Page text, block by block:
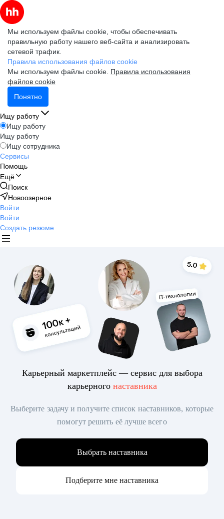
Мы используем файлы cookie, чтобы обеспечивать
правильную работу нашего веб-сайта и анализировать
сетевой трафик.
Правила использования файлов cookie
Мы используем файлы cookie. Правила использования
файлов cookie
Понятно
Ищу работу
Ищу работу
Ищу работу
Ищу сотрудника
Сервисы
Помощь
Ещё
Поиск
Новоозерное
Войти
Войти
Создать резюме
Карьерный маркетплейс — сервис для выбора
карьерного наставника
Выберите задачу и получите список наставников, которые
помогут решить её лучше всего
Выбрать наставника
Подберите мне наставника